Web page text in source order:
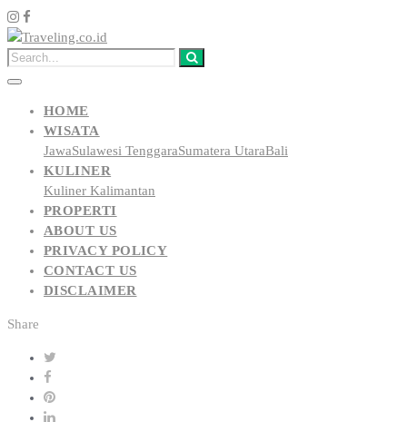
HOME
WISATA
JawaSulawesi TenggaraSumatera UtaraBali
KULINER
Kuliner Kalimantan
PROPERTI
ABOUT US
PRIVACY POLICY
CONTACT US
DISCLAIMER
Share